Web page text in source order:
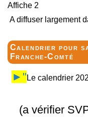
Affiche 2
A diffuser largement
Calendrier pour
Franche-Comté
►" Le calendrier
(a vérifier